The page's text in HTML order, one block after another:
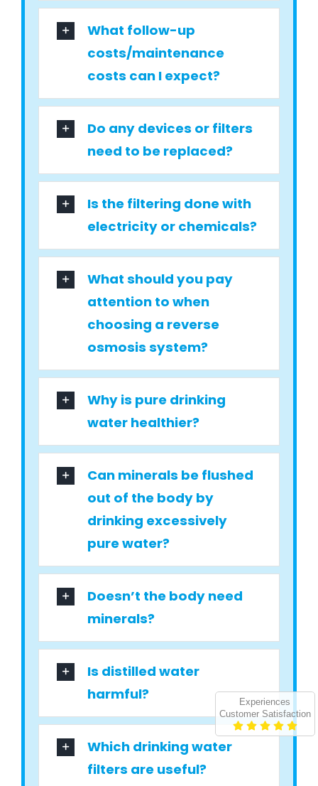
What follow-up
costs/maintenance
costs can I expect?
Do any devices or filters
need to be replaced?
Is the filtering done with
electricity or chemicals?
What should you pay
attention to when
choosing a reverse
osmosis system?
Why is pure drinking
water healthier?
Can minerals be flushed
out of the body by
drinking excessively
pure water?
Doesn’t the body need
minerals?
Is distilled water
harmful?
Which drinking water
filters are useful?
Experiences
Customer Satisfaction